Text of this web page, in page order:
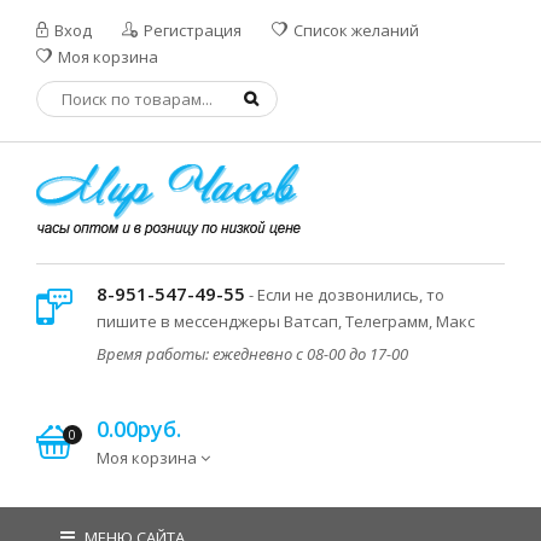
Вход Регистрация
Список желаний
Моя корзина
8-951-547-49-55 - Если не дозвонились, то
пишите в мессенджеры Ватсап, Телеграмм, Макс
Время работы: ежедневно с 08-00 до 17-00
0 0.00руб.
Моя корзина